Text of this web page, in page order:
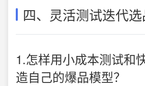
四、灵活测试迭代
1.怎样用小成本测试和
造自己的爆品模型？